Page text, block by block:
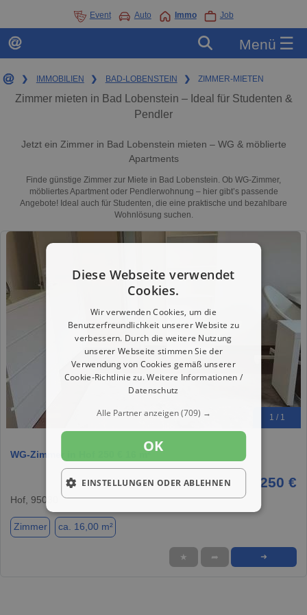
Event Auto Immo Job
Menü ☰
❯ IMMOBILIEN ❯ BAD-LOBENSTEIN ❯ ZIMMER-MIETEN
Zimmer mieten in Bad Lobenstein – Ideal für Studenten &
Pendler
Jetzt ein Zimmer in Bad Lobenstein mieten – WG & möblierte
Apartments
Finde günstige Zimmer zur Miete in Bad Lobenstein. Ob WG-Zimmer,
möbliertes Apartment oder Pendlerwohnung – hier gibt’s passende
Angebote! Ideal auch für Studenten, die eine praktische und bezahlbare
Wohnlösung suchen.
1 / 1
WG-Zimmer in Hof 250 € 16 m²
250 €
Hof, 95030
Zimmer ca. 16,00 m²
★ ➦ ➜
Diese Webseite verwendet
Cookies.
Wir verwenden Cookies, um die
Benutzerfreundlichkeit unserer Website zu
verbessern. Durch die weitere Nutzung
unserer Webseite stimmen Sie der
Verwendung von Cookies gemäß unserer
Cookie-Richtlinie zu.Weitere Informationen /
Datenschutz
Alle Partner anzeigen(709) →
OK
EINSTELLUNGEN ODER ABLEHNEN